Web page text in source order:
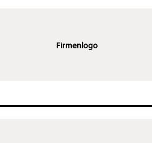
Firmenlogo